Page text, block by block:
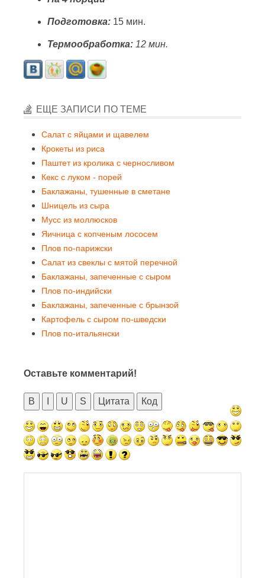
Подготовка: 15 мин.
Термообработка: 12 мин.
ЕЩЕ ЗАПИСИ ПО ТЕМЕ
Салат с яйцами и щавелем
Крокеты из риса
Паштет из кролика с черносливом
Кекс с луком - порей
Баклажаны, тушенные в сметане
Шницель из сыра
Мусс из моллюсков
Яичница с копченым лососем
Плов по-парижски
Салат из свеклы с мятой перечной
Баклажаны, запеченные с сыром
Плов по-индийски
Баклажаны, запеченные с брынзой
Картофель с сыром по-шведски
Плов по-итальянски
Оставьте комментарий!
B U S Цитата Код